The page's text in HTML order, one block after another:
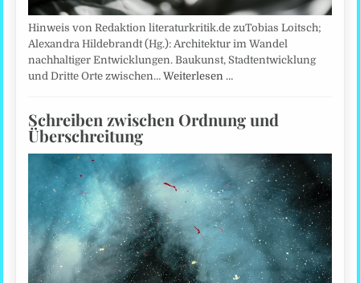
Hinweis von Redaktion literaturkritik.de zuTobias Loitsch;
Alexandra Hildebrandt (Hg.): Architektur im Wandel
nachhaltiger Entwicklungen. Baukunst, Stadtentwicklung
und Dritte Orte zwischen…Weiterlesen …
Schreiben zwischen Ordnung und
Überschreitung